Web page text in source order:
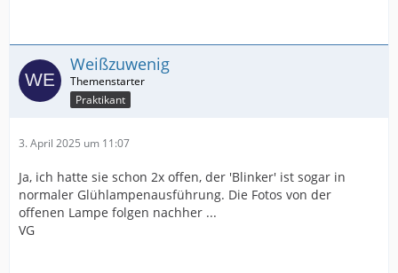
Weißzuwenig
Praktikant
3. April 2025 um 11:07
Ja, ich hatte sie schon 2x offen, der 'Blinker' ist sogar in
normaler Glühlampenausführung. Die Fotos von der
offenen Lampe folgen nachher ...
VG